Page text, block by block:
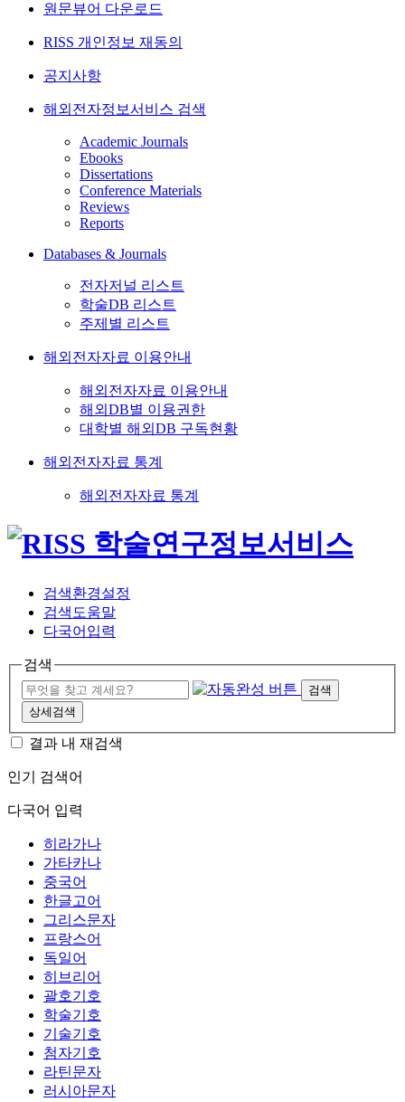
원문뷰어 다운로드
RISS 개인정보 재동의
공지사항
해외전자정보서비스 검색
Academic Journals
Ebooks
Dissertations
Conference Materials
Reviews
Reports
Databases & Journals
전자저널 리스트
학술DB 리스트
주제별 리스트
해외전자자료 이용안내
해외전자자료 이용안내
해외DB별 이용권한
대학별 해외DB 구독현황
해외전자자료 통계
해외전자자료 통계
검색환경설정
검색도움말
다국어입력
검색
검색
상세검색
결과 내 재검색
인기 검색어
다국어 입력
히라가나
가타카나
중국어
한글고어
그리스문자
프랑스어
독일어
히브리어
괄호기호
학술기호
기술기호
첨자기호
라틴문자
러시아문자